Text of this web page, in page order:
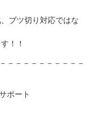
切り対応ではな
！
－－－－－－－－－－
ート